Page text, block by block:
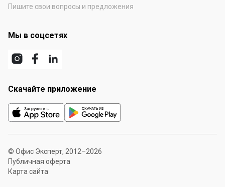
Пишите свои вопросы и предложения
Мы в соцсетях
Скачайте приложение
© Офис Эксперт, 2012–2026
Публичная оферта
Карта сайта